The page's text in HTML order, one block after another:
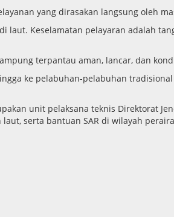
yang dirasakan langsung oleh
laut. Keselamatan pelayaran adalah
terpantau aman, lancar, dan
ke pelabuhan-pelabuhan
unit pelaksana teknis Direktorat
serta bantuan SAR di wilayah